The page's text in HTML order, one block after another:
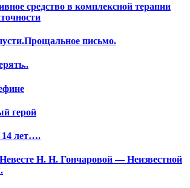
средство в комплексной терапии
письмо.
герой
14 лет….
Н. Н. Гончаровой — Неизвестной